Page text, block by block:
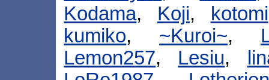
Kodama, Koji, kotomi
kumiko, ~Kuroi~,
Lemon257, Lesiu,